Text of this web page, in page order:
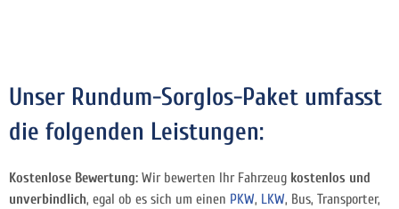
Unser Rundum-Sorglos-Paket umfasst
die folgenden Leistungen:
Kostenlose Bewertung: Wir bewerten Ihr Fahrzeug kostenlos und
unverbindlich, egal ob es sich um einen PKW, LKW, Bus, Transporter,